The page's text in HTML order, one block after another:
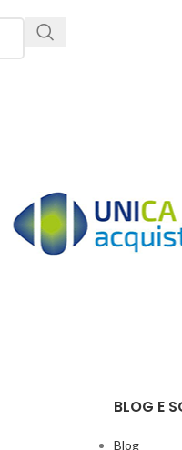
BLOG E
Blog